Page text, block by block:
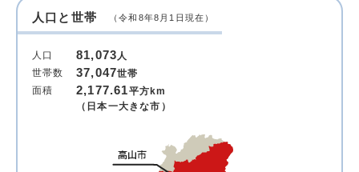
人口と世帯 （令和8年8月1日現在）
人口 81,073人
世帯数
37,047世帯
面積
2,177.61平方km
（日本一大きな市）